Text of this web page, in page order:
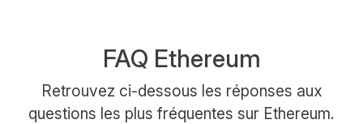
FAQ Ethereum
Retrouvez ci-dessous les réponses aux
questions les plus fréquentes sur Ethereum.